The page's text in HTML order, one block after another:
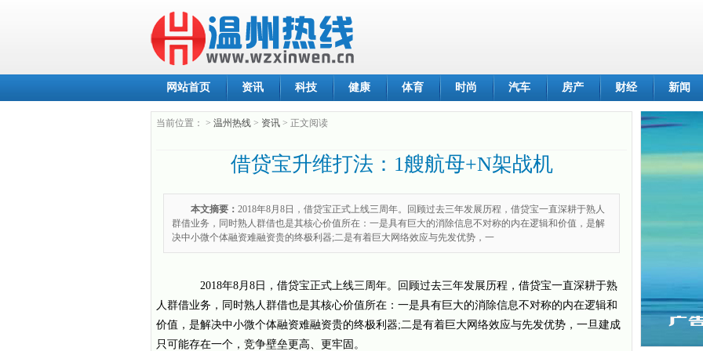
网站首页 资讯 科技 健康 体育 时尚 汽车 房产 财经 新闻
当前位置： > 温州热线 > 资讯 > 正文阅读
借贷宝升维打法：1艘航母+N架战机
本文摘要： 2018年8月8日，借贷宝正式上线三周年。回顾过去三年发展历程，借贷宝一直深耕于熟人
群借业务，同时熟人群借也是其核心价值所在：一是具有巨大的消除信息不对称的内在逻辑和价值，是解
决中小微个体融资难融资贵的终极利器;二是有着巨大网络效应与先发优势，一
2018年8月8日，借贷宝正式上线三周年。回顾过去三年发展历程，借贷宝一直深耕于熟
人群借业务，同时熟人群借也是其核心价值所在：一是具有巨大的消除信息不对称的内在逻辑和
价值，是解决中小微个体融资难融资贵的终极利器;二是有着巨大网络效应与先发优势，一旦建成
只可能存在一个，竞争壁垒更高、更牢固。